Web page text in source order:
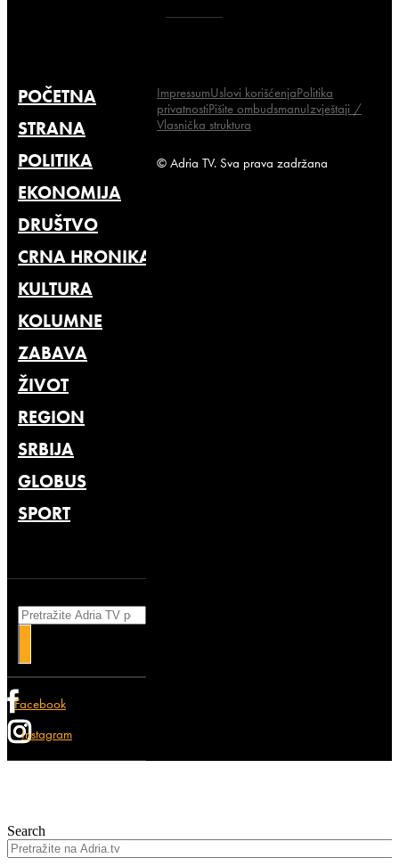
POČETNA
STRANA
POLITIKA
EKONOMIJA
DRUŠTVO
CRNA HRONIKA
KULTURA
KOLUMNE
ZABAVA
ŽIVOT
REGION
SRBIJA
GLOBUS
SPORT
Facebook
Instagram
ImpressumUslovi korišćenjaPolitika
privatnostiPišite ombudsmanuIzvještaji /
Vlasnička struktura
© Adria TV. Sva prava zadržana
Search